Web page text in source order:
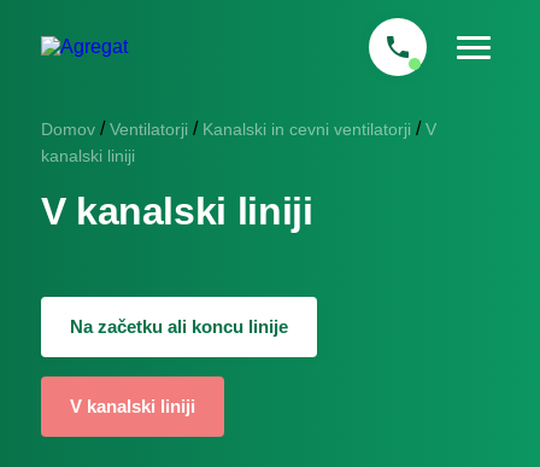
Domov /Ventilatorji / Kanalski in cevni ventilatorji /V
kanalski liniji
V kanalski liniji
Na začetku ali koncu linije
V kanalski liniji